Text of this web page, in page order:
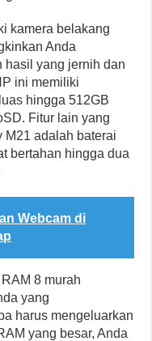
kamera belakang
Anda
hasil yang jernih dan
ini memiliki
hingga 512GB
Fitur lain yang
M21 adalah baterai
bertahan hingga dua
Webcam di
8 murah
yang
harus mengeluarkan
yang besar, Anda